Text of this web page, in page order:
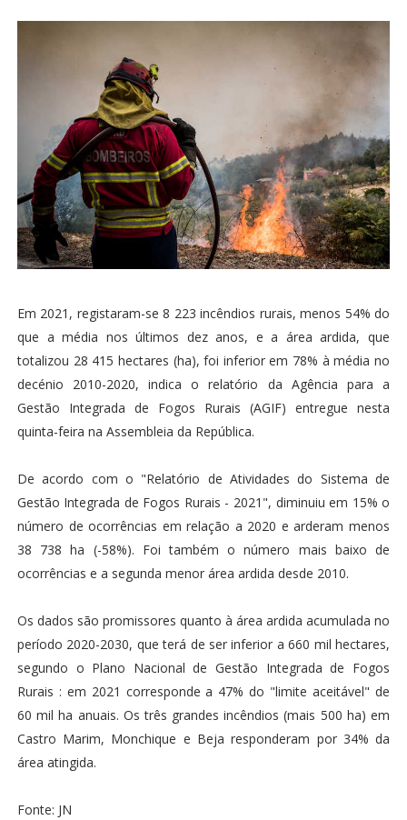
Em 2021, registaram-se 8 223 incêndios rurais, menos 54% do
que a média nos últimos dez anos, e a área ardida, que
totalizou 28 415 hectares (ha), foi inferior em 78% à média no
decénio 2010-2020, indica o relatório da Agência para a
Gestão Integrada de Fogos Rurais (AGIF) entregue nesta
quinta-feira na Assembleia da República.
De acordo com o "Relatório de Atividades do Sistema de
Gestão Integrada de Fogos Rurais - 2021", diminuiu em 15% o
número de ocorrências em relação a 2020 e arderam menos
38 738 ha (-58%). Foi também o número mais baixo de
ocorrências e a segunda menor área ardida desde 2010.
Os dados são promissores quanto à área ardida acumulada no
período 2020-2030, que terá de ser inferior a 660 mil hectares,
segundo o Plano Nacional de Gestão Integrada de Fogos
Rurais : em 2021 corresponde a 47% do "limite aceitável" de
60 mil ha anuais. Os três grandes incêndios (mais 500 ha) em
Castro Marim, Monchique e Beja responderam por 34% da
área atingida.
Fonte: JN